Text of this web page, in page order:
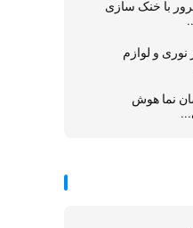
با خنک سازی
نوری و لوازم
نما هوش